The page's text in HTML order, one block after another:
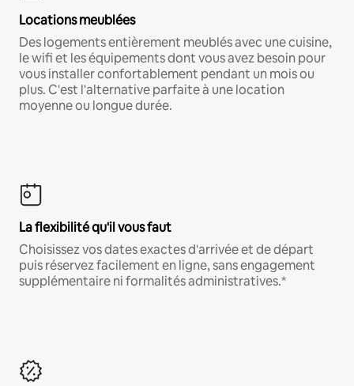
Locations meublées
Des logements entièrement meublés avec une cuisine,
le wifi et les équipements dont vous avez besoin pour
vous installer confortablement pendant un mois ou
plus. C'est l'alternative parfaite à une location
moyenne ou longue durée.
La flexibilité qu'il vous faut
Choisissez vos dates exactes d'arrivée et de départ
puis réservez facilement en ligne, sans engagement
supplémentaire ni formalités administratives.*